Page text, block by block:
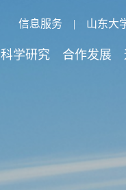
信息服务 | 山东大
科学研究 合作发展